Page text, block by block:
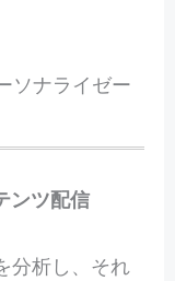
ソナライゼー
ンツ配信
分析し、それ